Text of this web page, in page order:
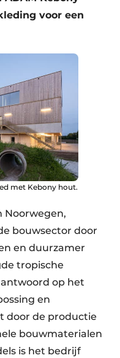
voor een
met Kebony hout.
Noorwegen,
bouwsector door
en duurzamer
tropische
op het
en
door de productie
bouwmaterialen
is het bedrijf